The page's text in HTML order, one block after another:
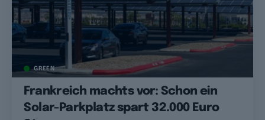
GREEN
Frankreich machts vor: Schon ein
Solar-Parkplatz spart 32.000 Euro